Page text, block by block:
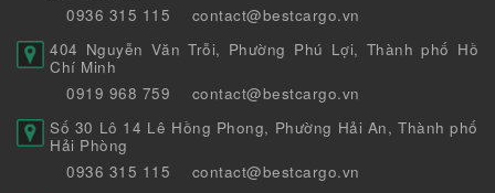
0936 315 115
contact@bestcargo.vn
404 Nguyễn Văn Trỗi, Phường Phú Lợi, Thành phố Hồ
Chí Minh
0919 968 759
contact@bestcargo.vn
Số 30 Lô 14 Lê Hồng Phong, Phường Hải An, Thành phố
Hải Phòng
0936 315 115
contact@bestcargo.vn